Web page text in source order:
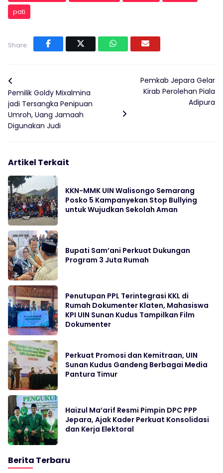
pati
Share:
Pemilik Goldy Mixalmina
jadi Tersangka Penipuan
Umroh, Uang Jamaah
Digunakan Judi
Pemkab Jepara Gelar
Kirab Perolehan Piala
Adipura
Artikel Terkait
KKN-MMK UIN Walisongo Semarang
Posko 5 Kampanyekan Stop Bullying
untuk Wujudkan Sekolah Aman
Bupati Sam’ani Perkuat Dukungan
Program 3 Juta Rumah
Penutupan PPL Terintegrasi KKL di
Rumah Dokumenter Klaten, Mahasiswa
KPI UIN Sunan Kudus Tampilkan Film
Dokumenter
Perkuat Promosi dan Kemitraan, UIN
Sunan Kudus Gandeng Berbagai Media
Pantura Timur
Haizul Ma’arif Resmi Pimpin DPC PPP
Jepara, Ajak Kader Perkuat Konsolidasi
dan Kerja Elektoral
Berita Terbaru